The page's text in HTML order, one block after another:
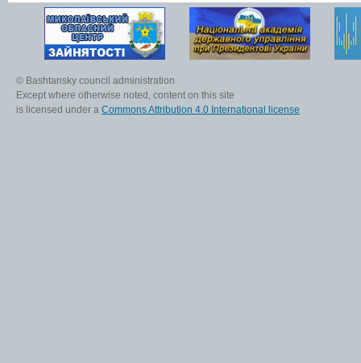
© Bashtansky council administration
Except where otherwise noted, content on this site
is licensed under a Commons Attribution 4.0 International license